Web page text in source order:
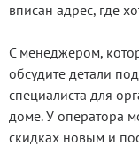
вписан адрес, где
С менеджером,
обсудите детали
специалиста для
доме. У оператора
скидках новым и